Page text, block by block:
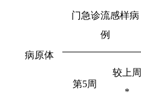
病原体
门急诊流感样病
例
第5周
较上周
*